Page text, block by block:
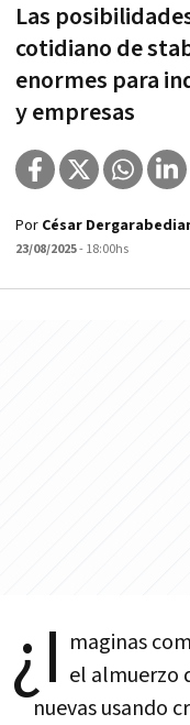
Las
cotidiano de
enormes para
y empresas
Por César
23/08/2025- 18:00hs
¿I maginas
el almuerzo
nuevas usando